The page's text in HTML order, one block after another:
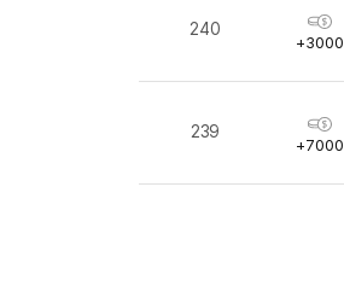
240
획
득
+3000
239
획
득
+7000